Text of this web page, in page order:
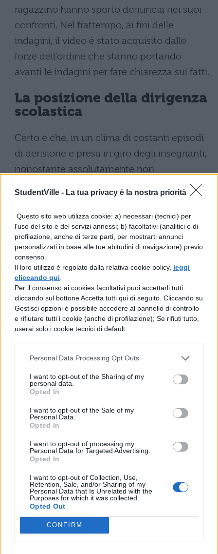
StudentVille - La tua privacy è la nostra priorità
Questo sito web utilizza cookie: a) necessari (tecnici) per
l'uso del sito e dei servizi annessi; b) facoltativi (analitici e di
profilazione, anche di terze parti, per mostrarti annunci
personalizzati in base alle tue abitudini di navigazione) previo
consenso.
Il loro utilizzo è regolato dalla relativa cookie policy, leggi
cliccando qui
Per il consenso ai cookies facoltativi puoi accettarli tutti
cliccando sul bottone Accetta tutti qui di seguito. Cliccando su
Gestisci opzioni è possibile accedere al pannello di controllo
e rifiutare tutti i cookie (anche di profilazione); Se rifiuti tutto,
userai solo i cookie tecnici di default.
Personal Data Processing Opt Outs
I want to opt-out of the Sharing of my
personal data.
Opted In
I want to opt-out of the Sale of my
Personal Data.
Opted In
I want to opt-out of processing my
Personal Data for Targeted Advertising.
Opted In
I want to opt-out of Collection, Use,
Retention, Sale, and/or Sharing of my
Personal Data that Is Unrelated with the
Purposes for which it was collected.
Opted Out
CONFIRM
ragazzino hanno sporto denuncia nei suoi
confronti. Nel frattempo, ai fini delle
indagini, il video è stato acquisito dalle
forze dell’ordine che stanno portando
avanti le indagini per fare chiarezza sui fatti.
La posizione della dirigenza
scolastica
Certo è che, in un clima di costanti episodi
di derisione e presa in giro degli insegnanti,
nonostante assolutamente non
andrebbe valutato in relazione ad un
contesto sociale preoccupante. Contesto
nel quale la figura dell’insegnante, un
tempo stimata e quasi temuta, ha via via
perso quell’autorevolezza che dovrebbe
contraddistinguerla.
Non sono tardate ad arrivare le impressioni
sulla vicenda da parte della dirigenza
scolastica: la direzione della scuola
superiore di Pontedera in provincia di Pisa,
nella quale si è verificato l’episodio, parla di
un “fatto gravissimo”:
“Un fatto del genere richiede una
procedura approfondita e articolata che la
scuola ha sviluppato non appena venuta a
conoscenza dell’accaduto. Per il
ci interessa rendere dichiarazioni
pubbliche”.
Sono le uniche parole divulgate dall’Istituto